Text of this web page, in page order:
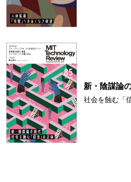
新・陰謀論
社会を蝕む「